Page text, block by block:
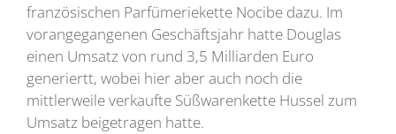
französischen Parfümeriekette Nocibe dazu. Im
vorangegangenen Geschäftsjahr hatte Douglas
einen Umsatz von rund 3,5 Milliarden Euro
generiertt, wobei hier aber auch noch die
mittlerweile verkaufte Süßwarenkette Hussel zum
Umsatz beigetragen hatte.